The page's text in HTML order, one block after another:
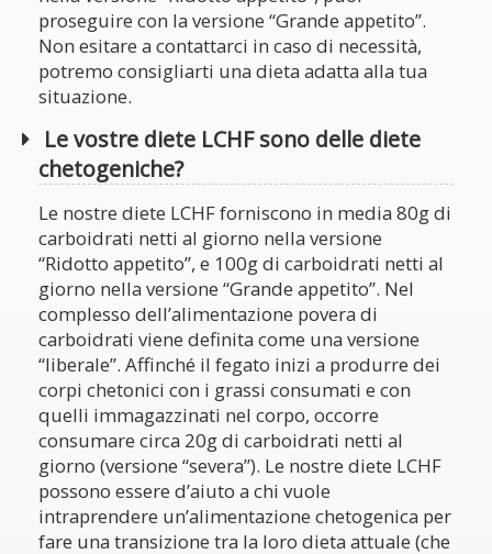
proseguire con la versione “Grande appetito”.
Non esitare a contattarci in caso di necessità,
potremo consigliarti una dieta adatta alla tua
situazione.
Le vostre diete LCHF sono delle diete
chetogeniche?
Le nostre diete LCHF forniscono in media 80g di
carboidrati netti al giorno nella versione
“Ridotto appetito”, e 100g di carboidrati netti al
giorno nella versione “Grande appetito”. Nel
complesso dell’alimentazione povera di
carboidrati viene definita come una versione
“liberale”. Affinché il fegato inizi a produrre dei
corpi chetonici con i grassi consumati e con
quelli immagazzinati nel corpo, occorre
consumare circa 20g di carboidrati netti al
giorno (versione “severa”). Le nostre diete LCHF
possono essere d’aiuto a chi vuole
intraprendere un’alimentazione chetogenica per
fare una transizione tra la loro dieta attuale (che